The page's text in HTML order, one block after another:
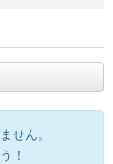
せん。
！